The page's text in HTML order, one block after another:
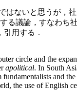
ないと思うが，
る議論，すなわち
用する．
circle and the
apolitical. In South
and
the use of English